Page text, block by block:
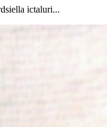
ictaluri...